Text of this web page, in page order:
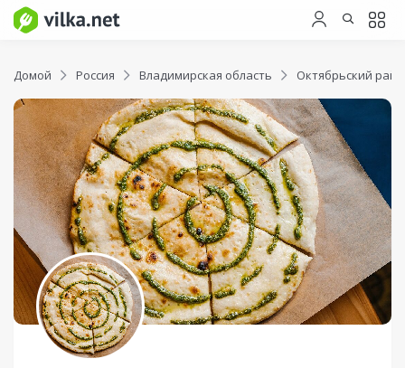
Домой Россия Владимирская область Октябрьский